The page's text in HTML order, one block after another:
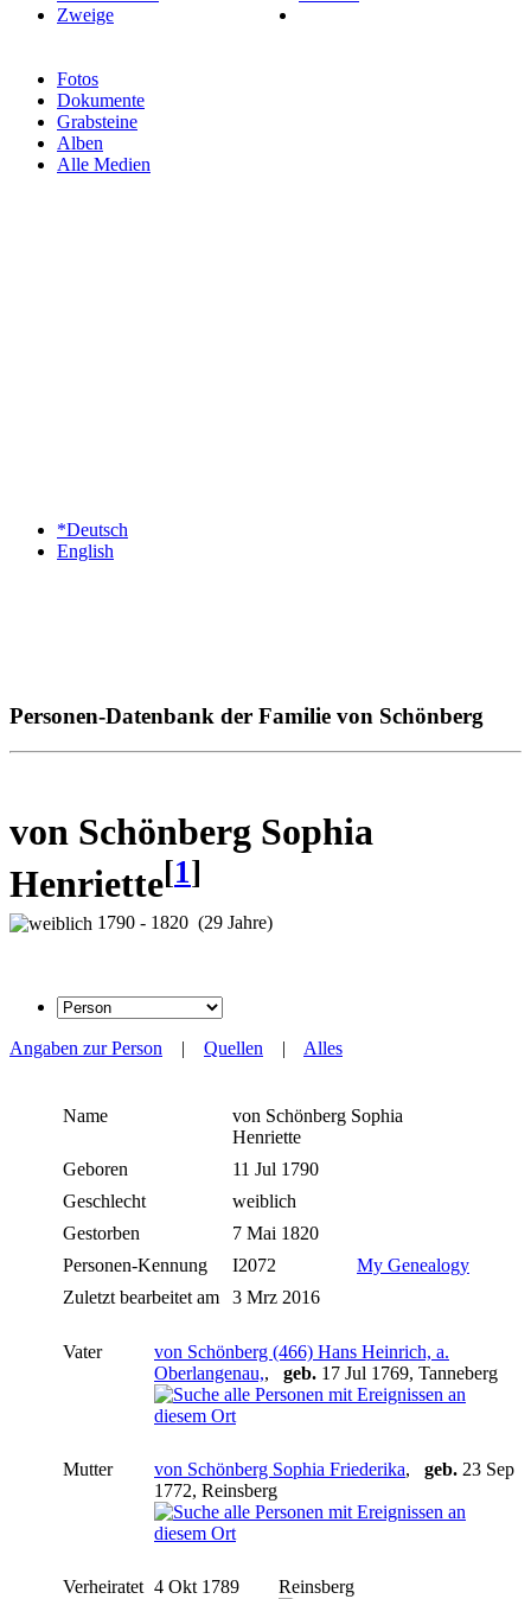
Fotos
Dokumente
Grabsteine
Alben
Alle Medien
Zweige
*Deutsch
English
Personen-Datenbank der Familie von Schönberg
von Schönberg Sophia
Henriette[1]
1790 - 1820 (29 Jahre)
Angaben zur Person | Quellen | Alles
Name von Schönberg Sophia
Henriette
Geboren
11 Jul 1790
Geschlecht
weiblich
Gestorben
7 Mai 1820
Personen-Kennung
I2072
My Genealogy
Zuletzt bearbeitet am
3 Mrz 2016
Vater
von Schönberg (466) Hans Heinrich, a.
Oberlangenau,, geb. 17 Jul 1769, Tanneberg
Mutter von Schönberg Sophia Friederika, geb. 23 Sep
1772, Reinsberg
Verheiratet 4 Okt 1789 Reinsberg